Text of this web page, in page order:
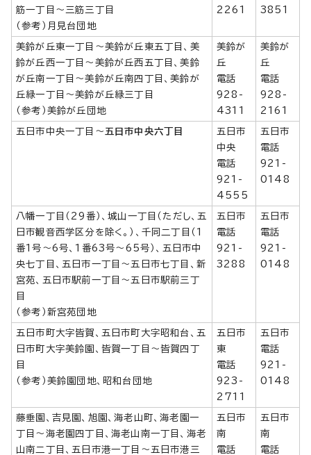
筋一丁目～三筋三丁目
（参考）月見台団地
2261
3851
美鈴が丘東一丁目～美鈴が丘東五丁目、美
鈴が丘西一丁目～美鈴が丘西五丁目、美鈴
が丘南一丁目～美鈴が丘南四丁目、美鈴が
丘緑一丁目～美鈴が丘緑三丁目
（参考）美鈴が丘団地
美鈴が
丘
電話
928-
4311
美鈴が
丘
電話
928-
2161
五日市中央一丁目～ 五日市中央六丁目
五日市
中央
電話
921-
4555
五日市
電話
921-
0148
八幡一丁目（29番）、城山一丁目（ただし、五
日市観音西学区分を除く。）、千同二丁目（1
番1号～6号、1番63号～65号）、五日市中
央七丁目、五日市一丁目～五日市七丁目、新
宮苑、五日市駅前一丁目～五日市駅前三丁
目
（参考）新宮苑団地
五日市
電話
921-
3288
五日市
電話
921-
0148
五日市町大字皆賀、五日市町大字昭和台、五
日市町大字美鈴園、皆賀一丁目～皆賀四丁
目
（参考）美鈴園団地、昭和台団地
五日市
東
電話
923-
2711
五日市
電話
921-
0148
藤垂園、吉見園、旭園、海老山町、海老園一
丁目～海老園四丁目、海老山南一丁目、海老
山南二丁目、五日市港一丁目～五日市港三
五日市
南
電話
五日市
南
電話